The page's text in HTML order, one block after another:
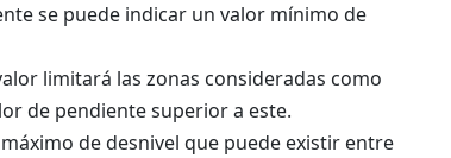
se puede indicar un valor mínimo de
limitará las zonas consideradas como
de pendiente superior a este.
de desnivel que puede existir entre